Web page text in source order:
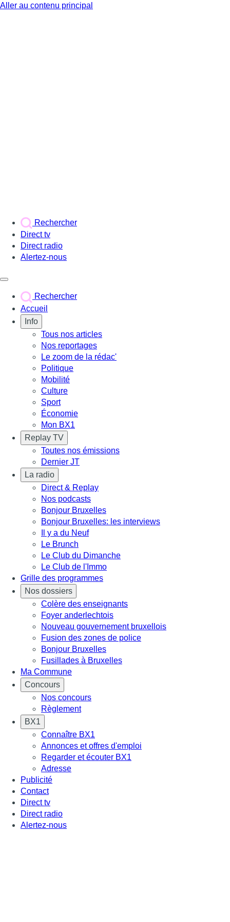
Aller au contenu principal
Rechercher
Direct tv
Direct radio
Alertez-nous
Rechercher
Accueil
Info
Tous nos articles
Nos reportages
Le zoom de la rédac'
Politique
Mobilité
Culture
Sport
Économie
Mon BX1
Replay TV
Toutes nos émissions
Dernier JT
La radio
Direct & Replay
Nos podcasts
Bonjour Bruxelles
Bonjour Bruxelles: les interviews
Il y a du Neuf
Le Brunch
Le Club du Dimanche
Le Club de l'Immo
Grille des programmes
Nos dossiers
Colère des enseignants
Foyer anderlechtois
Nouveau gouvernement bruxellois
Fusion des zones de police
Bonjour Bruxelles
Fusillades à Bruxelles
Ma Commune
Concours
Nos concours
Règlement
BX1
Connaître BX1
Annonces et offres d'emploi
Regarder et écouter BX1
Adresse
Publicité
Contact
Direct tv
Direct radio
Alertez-nous